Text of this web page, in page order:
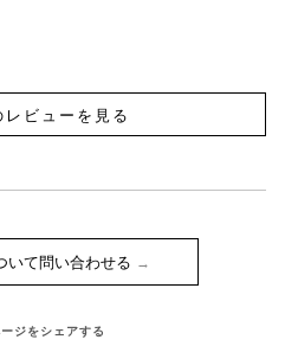
フラットワークにおける馬の
馬の調教／馬具
理学の基礎知識／飼料／運動
後のテスト
レビューを見る
いて問い合わせる
ジをシェアする